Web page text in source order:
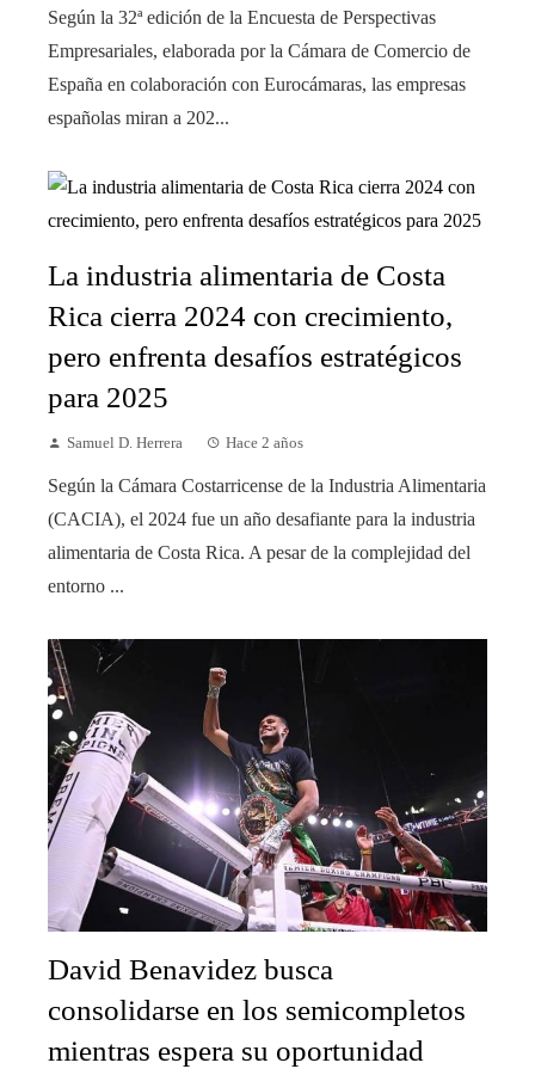
Según la 32ª edición de la Encuesta de Perspectivas
Empresariales, elaborada por la Cámara de Comercio de
España en colaboración con Eurocámaras, las empresas
españolas miran a 202...
La industria alimentaria de Costa
Rica cierra 2024 con crecimiento,
pero enfrenta desafíos estratégicos
para 2025
Samuel D. Herrera Hace 2 años
Según la Cámara Costarricense de la Industria Alimentaria
(CACIA), el 2024 fue un año desafiante para la industria
alimentaria de Costa Rica. A pesar de la complejidad del
entorno ...
David Benavidez busca
consolidarse en los semicompletos
mientras espera su oportunidad